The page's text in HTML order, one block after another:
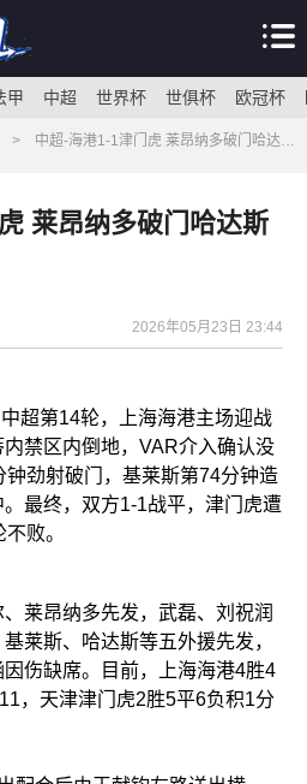
甲 中超 世界杯 世俱杯 欧冠杯
> 中超-海港1-1津门虎 莱昂纳多破门哈达斯点射
莱昂纳多破门哈达斯
2026年05月23日 23:44
超第14轮，上海海港主场迎战
禁区内倒地，VAR介入确认没
钟劲射破门，基莱斯第74分钟造
最终，双方1-1战平，津门虎遭
败。
莱昂纳多先发， 武磊、刘祝润
莱斯、哈达斯等五外援先发，
伤缺席。目前，上海海港4胜4
，天津津门虎2胜5平6负积1分